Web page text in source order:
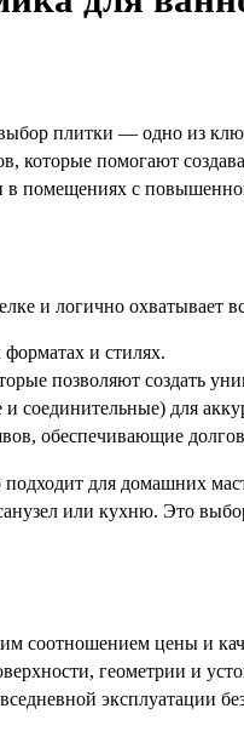
плитки — одно из
которые помогают
в помещениях с
и логично охватывает
и стилях.
позволяют создать
соединительные) для
обеспечивающие
для домашних
или кухню. Это
соотношением цены и
геометрии и
эксплуатации